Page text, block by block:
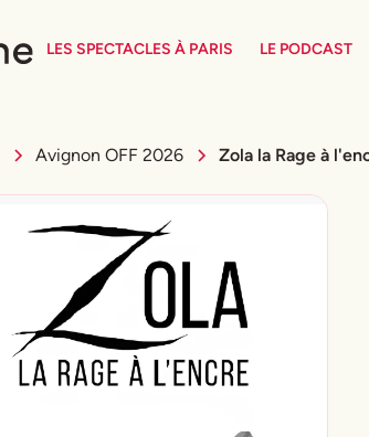
LES SPECTACLES À PARIS LE PODCAST
Avignon OFF 2026 Zola la Rage à